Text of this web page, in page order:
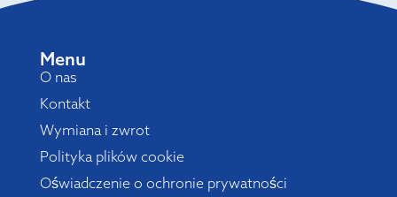
Menu
O nas
Kontakt
Wymiana i zwrot
Polityka plików cookie
Oświadczenie o ochronie prywatności